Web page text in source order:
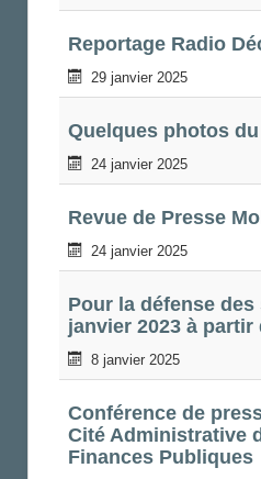
Reportage Radio
29 janvier 2025
Quelques photos
24 janvier 2025
Revue de Presse
24 janvier 2025
Pour la défense
janvier 2023 à partir
8 janvier 2025
Conférence de
Cité Administrative
Finances Publiques